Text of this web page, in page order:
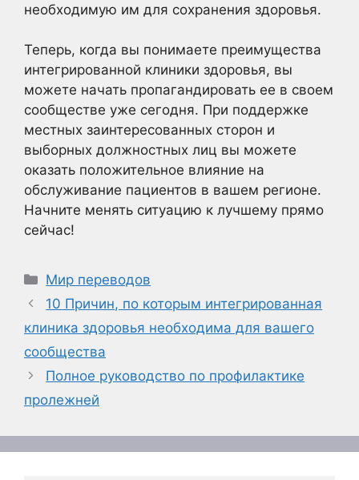
необходимую им для сохранения здоровья.
Теперь, когда вы понимаете преимущества
интегрированной клиники здоровья, вы
можете начать пропагандировать ее в своем
сообществе уже сегодня. При поддержке
местных заинтересованных сторон и
выборных должностных лиц вы можете
оказать положительное влияние на
обслуживание пациентов в вашем регионе.
Начните менять ситуацию к лучшему прямо
сейчас!
Рубрики
Мир переводов
10 Причин, по которым интегрированная
клиника здоровья необходима для вашего
сообщества
Полное руководство по профилактике
пролежней